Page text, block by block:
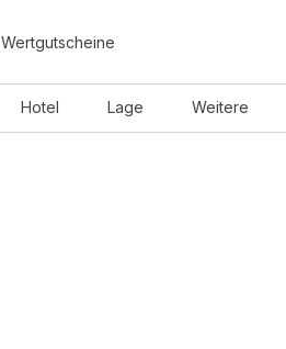
Wertgutscheine
Hotel Lage Weitere